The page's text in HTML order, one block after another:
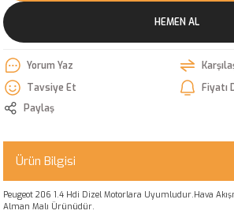
HEMEN AL
Yorum Yaz
Tavsiye Et
Fiyatı
Paylaş
Ürün Bilgisi
Peugeot 206 1.4 Hdi Dizel Motorlara Uyumludur.Hava
Alman Malı Ürünüdür.